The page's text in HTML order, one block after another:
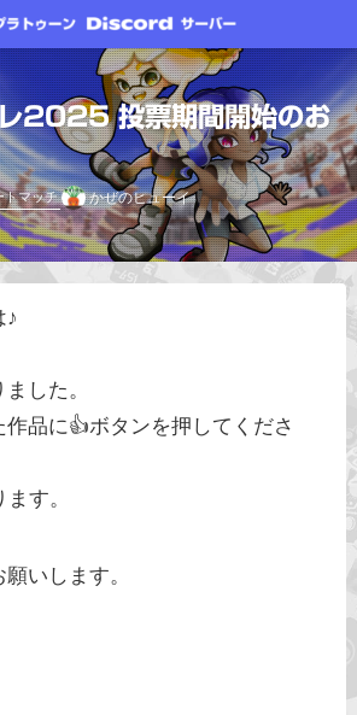
2025 投票期間開始のお
トマッチ かぜのヒューイ
♪
した。
品に👍ボタンを押してくださ
す。
いします。